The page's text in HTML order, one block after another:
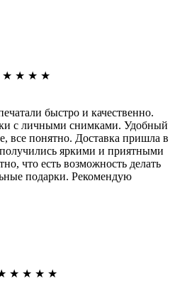
★ ★ ★ ★
быстро и качественно.
с личными снимками. Удобный
все понятно. Доставка пришла в
яркими и приятными
что есть возможность делать
подарки. Рекомендую
★ ★ ★ ★